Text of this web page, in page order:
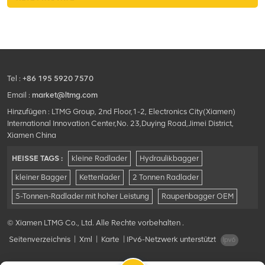
Nivelliersystem und ein
wellig ist und sich der
Arbeitsinhalt häufig ändert.
Tel : +86 195 5920 7570
Email : market@ltmg.com
Hinzufügen : LTMG Group, 2nd Floor,1-2, Electronics City(Xiamen)
International Innovation Center,No. 23,Duying Road,Jimei District,
Xiamen China
HEISSE TAGS : kleine Radlader Hydraulikbagger
kleiner Bagger Kettenlader 2 Tonnen Radlader
5-Tonnen-Radlader mit hoher Leistung Raupenbagger OEM
© Xiamen LTMG Co., Ltd. Alle Rechte vorbehalten .
Seitenverzeichnis
Xml Karte IPv6-Netzwerk unterstützt